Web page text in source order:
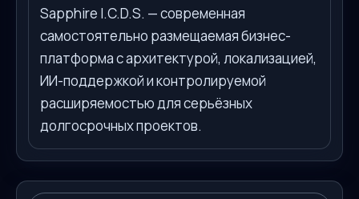
Sapphire I.C.D.S. — современная
самостоятельно размещаемая бизнес-
платформа с архитектурой, локализацией,
ИИ-поддержкой и контролируемой
расширяемостью для серьёзных
долгосрочных проектов.